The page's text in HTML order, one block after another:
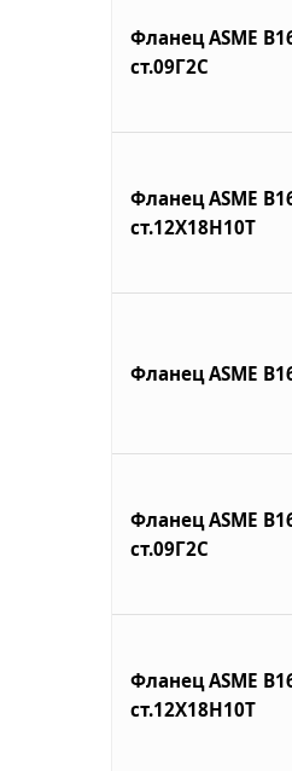
Фланец ASME
ст.09Г2С
Фланец ASME
ст.12Х18Н10Т
Фланец ASME
Фланец ASME
ст.09Г2С
Фланец ASME
ст.12Х18Н10Т